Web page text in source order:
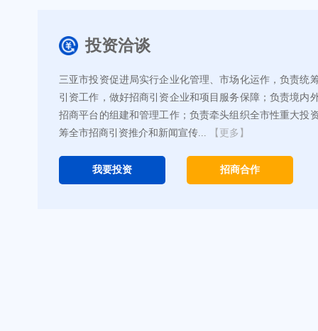
投资洽谈
三亚市投资促进局实行企业化管理、市场化运作，负责统
引资工作，做好招商引资企业和项目服务保障；负责境内
招商平台的组建和管理工作；负责牵头组织全市性重大投
筹全市招商引资推介和新闻宣传...
【更多】
我要投资 招商合作